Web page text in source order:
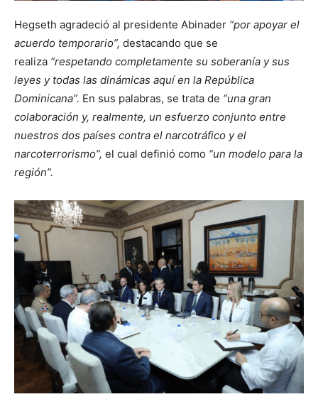
Hegseth agradeció al presidente Abinader “por apoyar el
acuerdo temporario”, destacando que se
realiza “respetando completamente su soberanía y sus
leyes y todas las dinámicas aquí en la República
Dominicana”. En sus palabras, se trata de “una gran
colaboración y, realmente, un esfuerzo conjunto entre
nuestros dos países contra el narcotráfico y el
narcoterrorismo”, el cual definió como “un modelo para la
región”.